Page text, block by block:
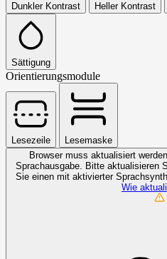
Dunkler Kontrast Heller Kontrast
Sättigung
Orientierungsmodule
Lesezeile
Lesemaske
Browser muss aktualisiert werden
Sprachausgabe. Bitte aktualisieren
Sie einen mit aktivierter
Wie